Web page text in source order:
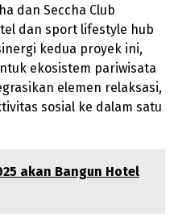
dan Seccha Club
dan sport lifestyle hub
kedua proyek ini,
ekosistem pariwisata
elemen relaksasi,
sosial ke dalam satu
akan Bangun Hotel